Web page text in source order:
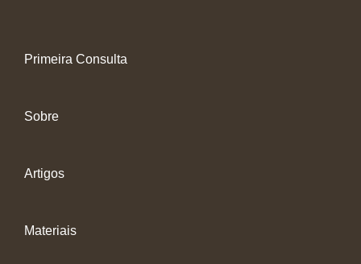
Primeira Consulta
Sobre
Artigos
Materiais